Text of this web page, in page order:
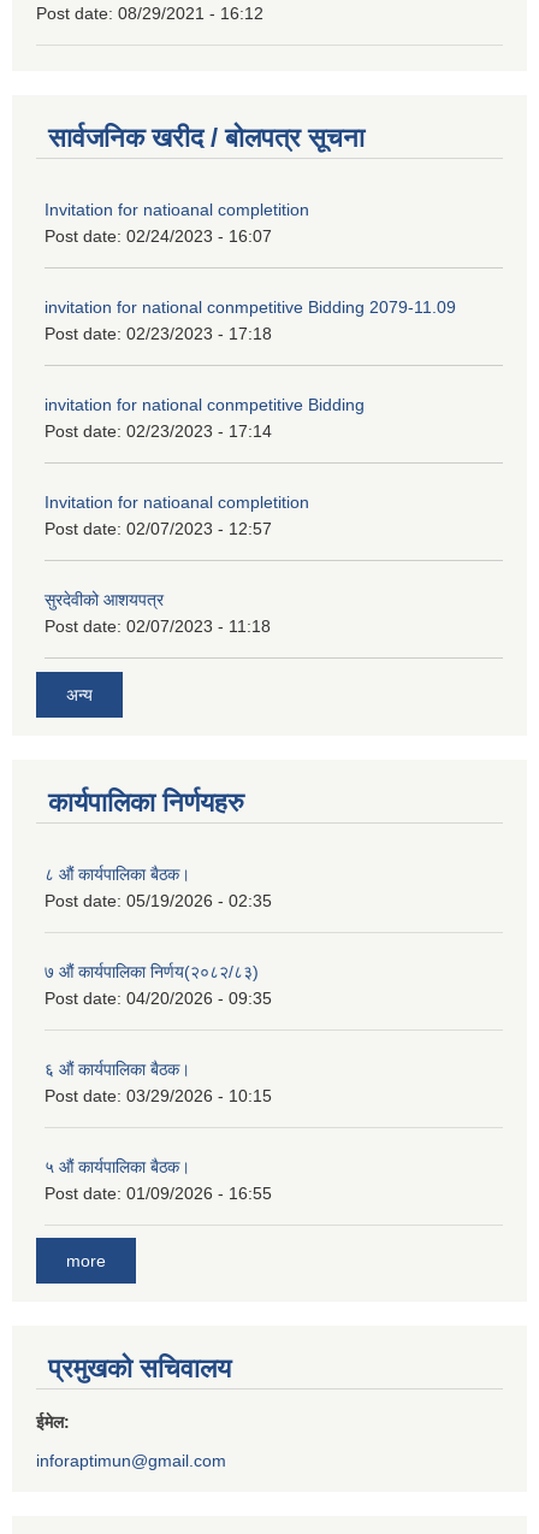
Post date: 08/29/2021 - 16:12
सार्वजनिक खरीद / बोलपत्र सूचना
Invitation for natioanal completition
Post date: 02/24/2023 - 16:07
invitation for national conmpetitive Bidding 2079-11.09
Post date: 02/23/2023 - 17:18
invitation for national conmpetitive Bidding
Post date: 02/23/2023 - 17:14
Invitation for natioanal completition
Post date: 02/07/2023 - 12:57
सुरदेवीको आशयपत्र
Post date: 02/07/2023 - 11:18
अन्य
कार्यपालिका निर्णयहरु
८ औं कार्यपालिका बैठक।
Post date: 05/19/2026 - 02:35
७ औं कार्यपालिका निर्णय(२०८२/८३)
Post date: 04/20/2026 - 09:35
६ औं कार्यपालिका बैठक।
Post date: 03/29/2026 - 10:15
५ औं कार्यपालिका बैठक।
Post date: 01/09/2026 - 16:55
more
प्रमुखको सचिवालय
ईमेल:
inforaptimun@gmail.com